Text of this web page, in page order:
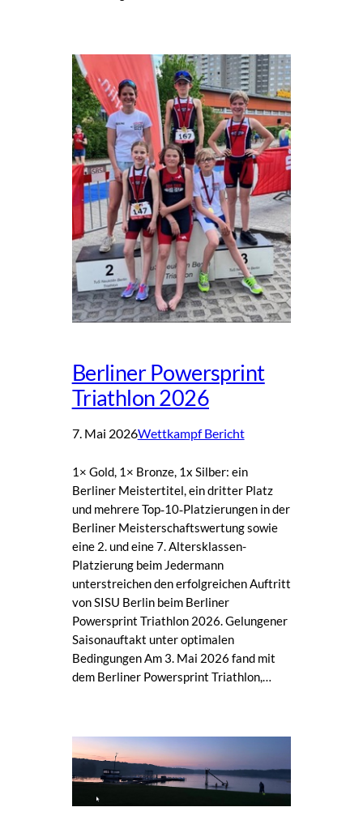
Berliner Powersprint
Triathlon 2026
7. Mai 2026Wettkampf Bericht
1× Gold, 1× Bronze, 1x Silber: ein
Berliner Meistertitel, ein dritter Platz
und mehrere Top‑10‑Platzierungen in der
Berliner Meisterschaftswertung sowie
eine 2. und eine 7. Altersklassen-
Platzierung beim Jedermann
unterstreichen den erfolgreichen Auftritt
von SISU Berlin beim Berliner
Powersprint Triathlon 2026. Gelungener
Saisonauftakt unter optimalen
Bedingungen Am 3. Mai 2026 fand mit
dem Berliner Powersprint Triathlon,…